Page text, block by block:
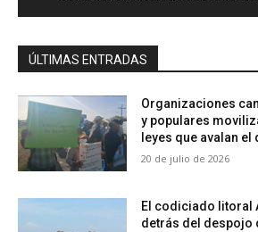
ÚLTIMAS ENTRADAS
Organizaciones
y populares
leyes que avalan
20 de julio de 2026
El codiciado litoral
detrás del despojo